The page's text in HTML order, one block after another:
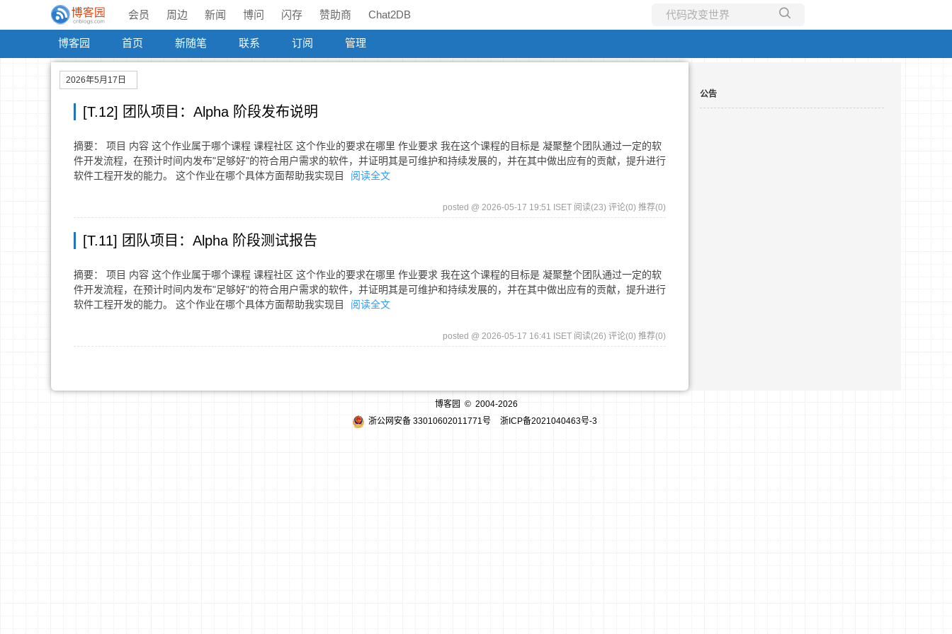
会员 周边 新闻 博问 闪存 赞助商 Chat2DB
博客园 首页 新随笔 联系 订阅 管理
2026年5月17日
[T.12] 团队项目：Alpha 阶段发布说明
摘要： 项目 内容 这个作业属于哪个课程 课程社区 这个作业的要求在哪里 作业要求 我在这个课程的目标是 凝聚整个团队通过一定的软
件开发流程，在预计时间内发布"足够好"的符合用户需求的软件，并证明其是可维护和持续发展的，并在其中做出应有的贡献，提升进行
软件工程开发的能力。 这个作业在哪个具体方面帮助我实现目
阅读全文
posted @ 2026-05-17 19:51 ISET 阅读(23) 评论(0) 推荐(0)
[T.11] 团队项目：Alpha 阶段测试报告
摘要： 项目 内容 这个作业属于哪个课程 课程社区 这个作业的要求在哪里 作业要求 我在这个课程的目标是 凝聚整个团队通过一定的软
件开发流程，在预计时间内发布"足够好"的符合用户需求的软件，并证明其是可维护和持续发展的，并在其中做出应有的贡献，提升进行
软件工程开发的能力。 这个作业在哪个具体方面帮助我实现目
阅读全文
posted @ 2026-05-17 16:41 ISET 阅读(26) 评论(0) 推荐(0)
公告
博客园 © 2004-2026
浙公网安备 33010602011771号
浙ICP备2021040463号-3